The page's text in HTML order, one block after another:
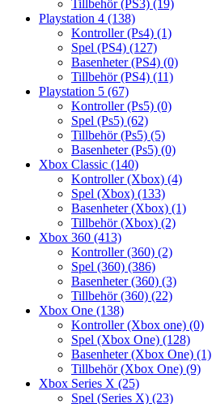
Tillbehör (PS3) (19)
Playstation 4 (138)
Kontroller (Ps4) (1)
Spel (PS4) (127)
Basenheter (PS4) (0)
Tillbehör (PS4) (11)
Playstation 5 (67)
Kontroller (Ps5) (0)
Spel (Ps5) (62)
Tillbehör (Ps5) (5)
Basenheter (Ps5) (0)
Xbox Classic (140)
Kontroller (Xbox) (4)
Spel (Xbox) (133)
Basenheter (Xbox) (1)
Tillbehör (Xbox) (2)
Xbox 360 (413)
Kontroller (360) (2)
Spel (360) (386)
Basenheter (360) (3)
Tillbehör (360) (22)
Xbox One (138)
Kontroller (Xbox one) (0)
Spel (Xbox One) (128)
Basenheter (Xbox One) (1)
Tillbehör (Xbox One) (9)
Xbox Series X (25)
Spel (Series X) (23)